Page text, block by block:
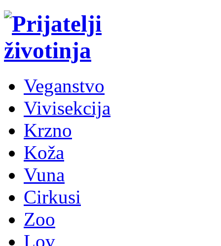
Veganstvo
Vivisekcija
Krzno
Koža
Vuna
Cirkusi
Zoo
Lov